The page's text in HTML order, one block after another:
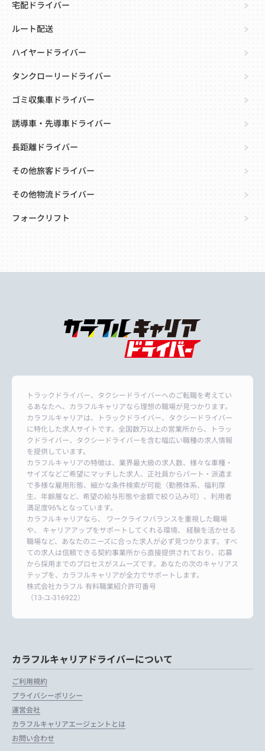
宅配ドライバー
ルート配送
ハイヤードライバー
タンクローリードライバー
ゴミ収集車ドライバー
誘導車・先導車ドライバー
長距離ドライバー
その他旅客ドライバー
その他物流ドライバー
フォークリフト
トラックドライバー、タクシードライバーへのご転職を考えてい
るあなたへ、カラフルキャリアなら理想の職場が見つかります。
カラフルキャリアは、トラックドライバー、タクシードライバー
に特化した求人サイトです。全国数万以上の営業所から、トラッ
クドライバー、タクシードライバーを含む幅広い職種の求人情報
を提供しています。
カラフルキャリアの特徴は、業界最大級の求人数、様々な車種・
サイズなどご希望にマッチした求人、正社員からパート・派遣ま
で多様な雇用形態、細かな条件検索が可能（勤務体系、福利厚
生、年齢層など、希望の給与形態や金額で絞り込み可）、利用者
満足度96%となっています。
カラフルキャリアなら、 ワークライフバランスを重視した職場
や、 キャリアアップをサポートしてくれる環境、 経験を活かせる
職場など、あなたのニーズに合った求人が必ず見つかります。すべ
ての求人は信頼できる契約事業所から直接提供されており、応募
から採用までのプロセスがスムーズです。あなたの次のキャリアス
テップを、カラフルキャリアが全力でサポートします。
株式会社カラフル 有料職業紹介許可番号
（13-ユ-316922）
カラフルキャリアドライバーについて
ご利用規約
プライバシーポリシー
運営会社
カラフルキャリアエージェントとは
お問い合わせ